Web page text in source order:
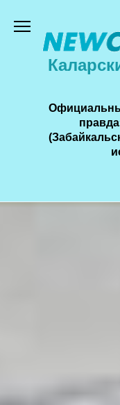
содержанию